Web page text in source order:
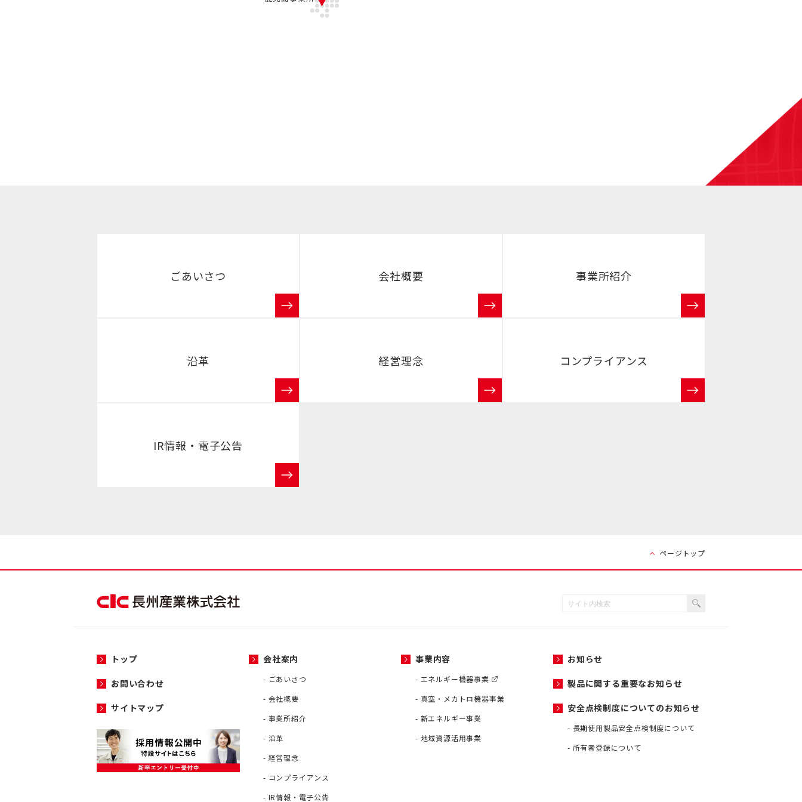
ごあいさつ 会社概要 事業所紹介
沿革 経営理念 コンプライアンス
IR情報・電子公告
ページトップ
トップ
お問い合わせ
サイトマップ
会社案内
ごあいさつ
会社概要
事業所紹介
沿革
経営理念
コンプライアンス
IR情報・電子公告
事業内容
エネルギー機器事業
真空・メカトロ機器事業
新エネルギー事業
地域資源活用事業
お知らせ
製品に関する重要なお知らせ
安全点検制度についてのお知らせ
長期使用製品安全点検制度について
所有者登録について